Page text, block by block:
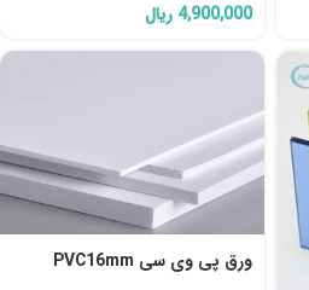
4,900,000 ریال
ورق پی وی سی PVC16mm